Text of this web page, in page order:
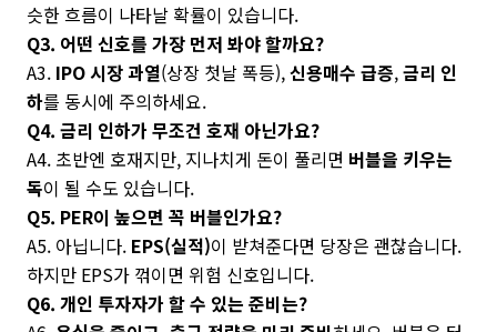
슷한 흐름이 나타날 확률이 있습니다.
Q3. 어떤 신호를 가장 먼저 봐야 할까요?
A3. IPO 시장 과열(상장 첫날 폭등),신용매수 급증,금리 인
하를 동시에 주의하세요.
Q4. 금리 인하가 무조건 호재 아닌가요?
A4. 초반엔 호재지만, 지나치게 돈이 풀리면 버블을 키우는
독이 될 수도 있습니다.
Q5. PER이 높으면 꼭 버블인가요?
A5. 아닙니다. EPS(실적)이 받쳐준다면 당장은 괜찮습니다.
하지만 EPS가 꺾이면 위험 신호입니다.
Q6. 개인 투자자가 할 수 있는 준비는?